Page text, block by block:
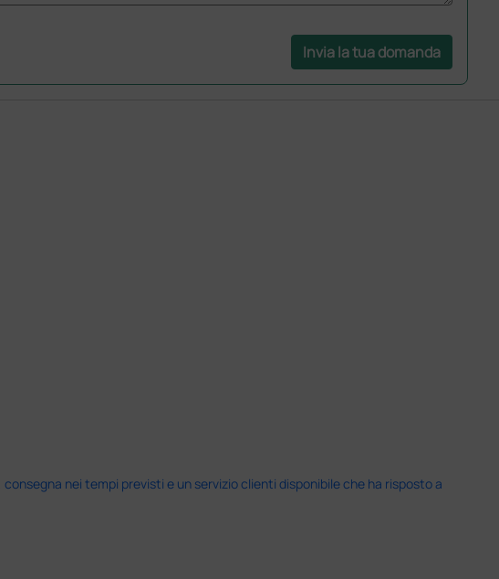
Invia la tua domanda
nei tempi previsti e un servizio clienti disponibile che ha risposto a